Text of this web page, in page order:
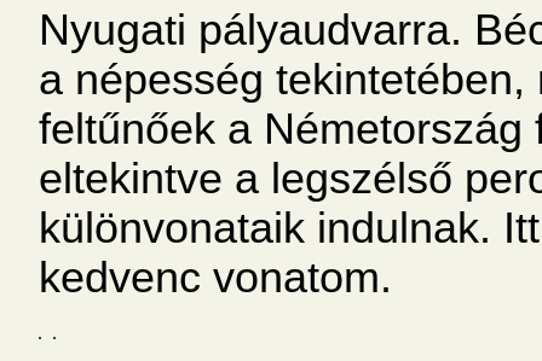
Nyugati pályaudvarra.
a népesség
feltűnőek a
eltekintve a legszélső
különvonataik indulnak.
kedvenc vonatom.